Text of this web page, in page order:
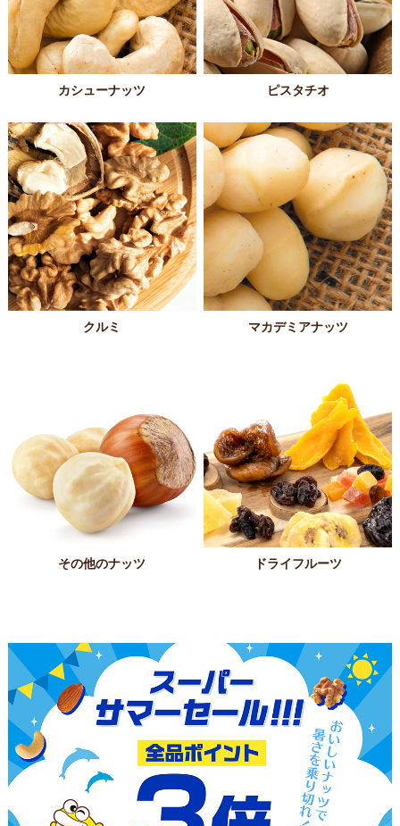
カシューナッツ ピスタチオ
クルミ マカデミアナッツ
その他のナッツ ドライフルーツ